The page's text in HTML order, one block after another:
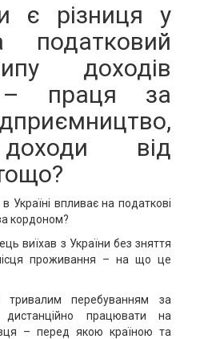
є різниця у
податковий
доходів
– праця за
від
Україні впливає на податкові
кордоном?
виїхав з України без зняття
проживання – на що це
перебуванням за
працювати на
– перед якою країною та